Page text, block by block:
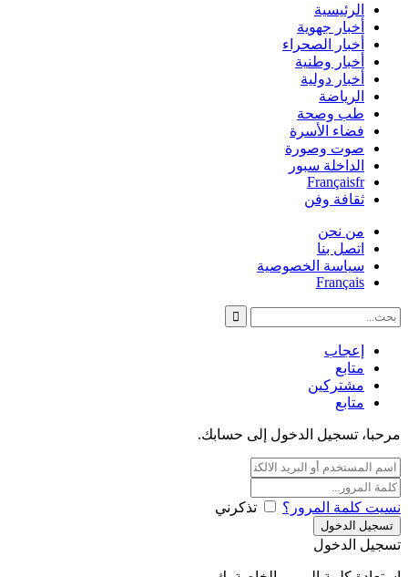
الرئيسية
أخبار جهوية
أخبار الصحراء
أخبار وطنية
أخبار دولية
الرياضة
طب وصحة
فضاء الأسرة
صوت وصورة
الداخلة سبور
Françaisfr
ثقافة وفن
من نحن
اتصل بنا
سياسة الخصوصية
Français
إعجاب
متابع
مشتركين
متابع
مرحبا، تسجيل الدخول إلى حسابك.
نسيت كلمة المرور؟ تذكرني
تسجيل الدخول